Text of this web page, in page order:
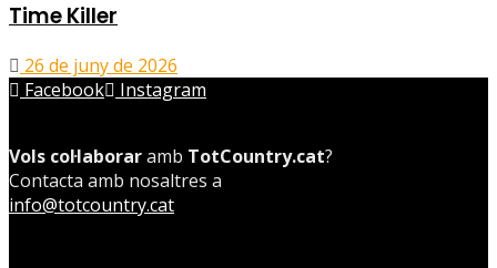
Time Killer
26 de juny de 2026
Facebook
Instagram
Vols col·laboraramb TotCountry.cat?
Contacta amb nosaltres a
info@totcountry.cat